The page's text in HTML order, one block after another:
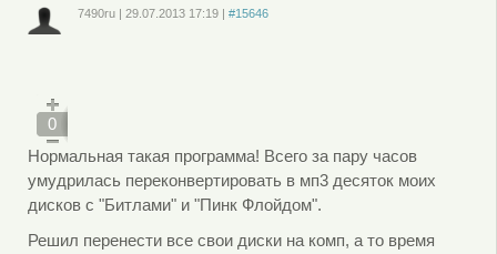
7490ru| 29.07.2013 17:19| #15646
0
Нормальная такая программа! Всего за пару часов
умудрилась переконвертировать в мп3 десяток моих
дисков с "Битлами" и "Пинк Флойдом".
Решил перенести все свои диски на комп, а то время